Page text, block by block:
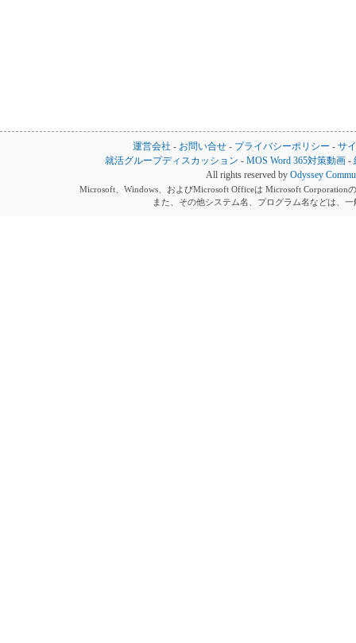
運営会社 - お問い合せ - プライバシーポリシー - サ
就活グループディスカッション -MOS Word 365対策動画 -
All rights reserved by Odyssey
Microsoft、Windows、およびMicrosoft Officeは Microsoft Corporation
また、その他システム名、プログラム名などは、